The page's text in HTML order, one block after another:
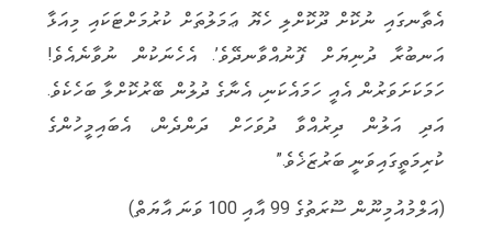
އެތާނގައި ނުކޮށް ދޫކޮށްލި ހެޔޮ ޢަމަލުތަށް ކުރުމަށްޓަކައި މިއަޅާ
އަނބުރާ ދުނިޔަށް ފޮނުއްވާނދޭވެ’. އެހެނަކުން ނުވާނެއެވެ!
ހަމަކަށަވަރުން އެއީ ހަމައެކަނި، އެނާގެ ދުލުން ބޭރުކޮށްލާ ބަހެކެވެ.
އަދި އަލުން ދިރުއްވާ ދުވަހަށް ދަންދެން، އެބައިމީހުންގެ
ކުރިމަތީގައިވަނީ ބަރުޒަޚެވެ.”
(އަލްމުއުމިނޫން ސޫރަތުގެ 99 އާއި 100 ވަނަ އާޔަތް)